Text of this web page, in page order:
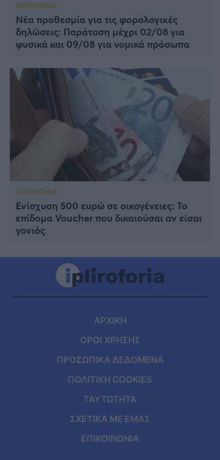
ΟΙΚΟΝΟΜΙΑ
Νέα προθεσμία για τις φορολογικές
δηλώσεις: Παράταση μέχρι 02/08 για
φυσικά και 09/08 για νομικά πρόσωπα
ΟΙΚΟΝΟΜΙΑ
Ενίσχυση 500 ευρώ σε οικογένειες: To
επίδομα Voucher που δικαιούσαι αν είσαι
γονιός
ΑΡΧΙΚΗ
ΟΡΟΙ ΧΡΗΣΗΣ
ΠΡΟΣΩΠΙΚΑ ΔΕΔΟΜΕΝΑ
ΠΟΛΙΤΙΚΗ COOKIES
ΤΑΥΤΟΤΗΤΑ
ΣΧΕΤΙΚΑ ΜΕ ΕΜΑΣ
ΕΠΙΚΟΙΝΩΝΙΑ